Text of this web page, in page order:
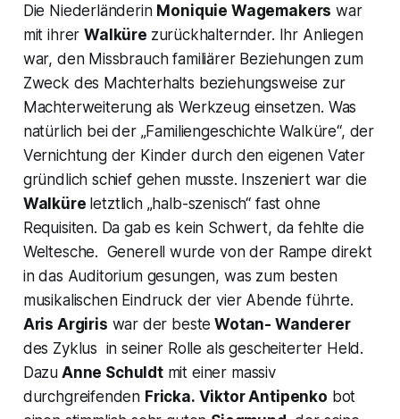
Die Niederländerin Moniquie Wagemakers war
mit ihrerWalküre zurückhalternder. Ihr Anliegen
war, den Missbrauch familiärer Beziehungen zum
Zweck des Machterhalts beziehungsweise zur
Machterweiterung als Werkzeug einsetzen. Was
natürlich bei der „Familiengeschichte Walküre“, der
Vernichtung der Kinder durch den eigenen Vater
gründlich schief gehen musste. Inszeniert war die
Walküre letztlich „halb-szenisch“ fast ohne
Requisiten. Da gab es kein Schwert, da fehlte die
Weltesche. Generell wurde von der Rampe direkt
in das Auditorium gesungen, was zum besten
musikalischen Eindruck der vier Abende führte.
Aris Argiris war der beste Wotan- Wanderer
des Zyklus in seiner Rolle als gescheiterter Held.
Dazu Anne Schuldtmit einer massiv
durchgreifenden Fricka. Viktor Antipenko bot